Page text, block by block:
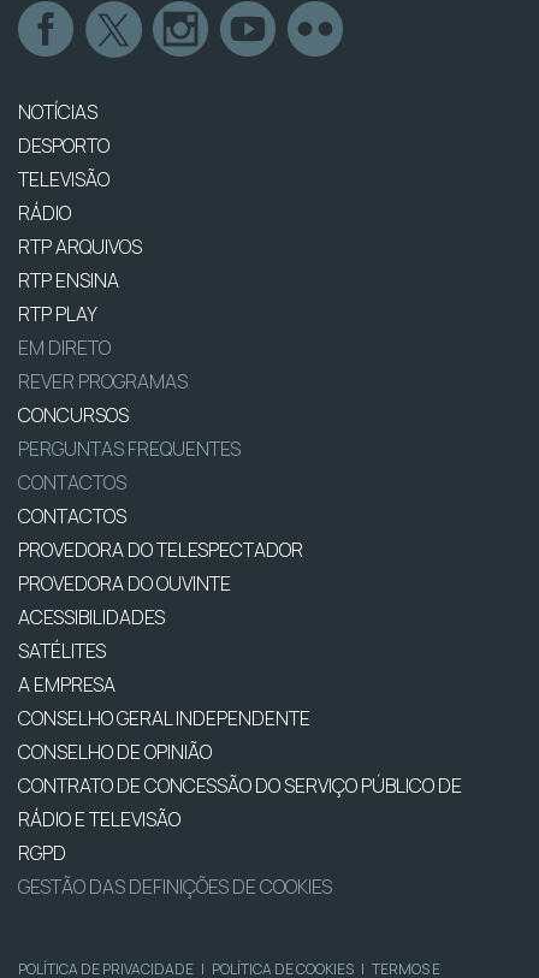
NOTÍCIAS
DESPORTO
TELEVISÃO
RÁDIO
RTP ARQUIVOS
RTP ENSINA
RTP PLAY
EM DIRETO
REVER PROGRAMAS
CONCURSOS
PERGUNTAS FREQUENTES
CONTACTOS
CONTACTOS
PROVEDORA DO TELESPECTADOR
PROVEDORA DO OUVINTE
ACESSIBILIDADES
SATÉLITES
A EMPRESA
CONSELHO GERAL INDEPENDENTE
CONSELHO DE OPINIÃO
CONTRATO DE CONCESSÃO DO SERVIÇO PÚBLICO DE
RÁDIO E TELEVISÃO
RGPD
GESTÃO DAS DEFINIÇÕES DE COOKIES
POLÍTICA DE PRIVACIDADE | POLÍTICA DE COOKIES | TERMOS E